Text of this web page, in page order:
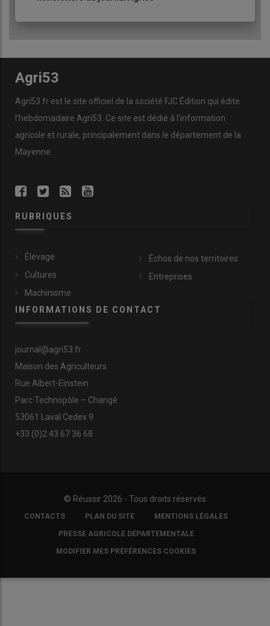
Agri53
Agri53.fr est le site officiel de la société FJC Édition qui édite
l’hebdomadaire Agri53. Ce site est dédié à l’information
agricole et rurale, principalement dans le département de la
Mayenne.
RUBRIQUES
Élevage
Cultures
Machinisme
Échos de nos territoires
Entreprises
INFORMATIONS DE CONTACT
journal@agri53.fr
Maison des Agriculteurs
Rue Albert-Einstein
Parc Technopôle – Changé
53061 Laval Cedex 9
+33 (0)2 43 67 36 68
© Réussir 2026 - Tous droits réservés
FOOTER
COPYRIGHT
CONTACTS PLAN DU SITE MENTIONS LÉGALES
PRESSE AGRICOLE DÉPARTEMENTALE
MODIFIER MES PRÉFÉRENCES COOKIES